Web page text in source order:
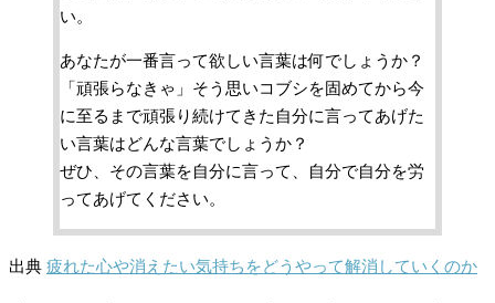
い。
あなたが一番言って欲しい言葉は何でしょうか？
「頑張らなきゃ」そう思いコブシを固めてから今
に至るまで頑張り続けてきた自分に言ってあげた
い言葉はどんな言葉でしょうか？
ぜひ、その言葉を自分に言って、自分で自分を労
ってあげてください。
出典 疲れた心や消えたい気持ちをどうやって解消していくのか